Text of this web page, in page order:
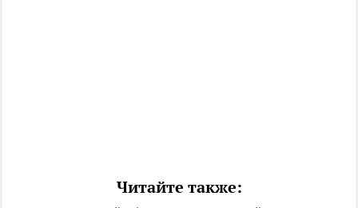
Читайте также: